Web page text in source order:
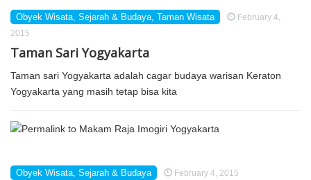
Obyek Wisata, Sejarah & Budaya, Taman Wisata
February 4,
2015
Taman Sari Yogyakarta
Taman sari Yogyakarta adalah cagar budaya warisan Keraton
Yogyakarta yang masih tetap bisa kita
Obyek Wisata, Sejarah & Budaya February 4, 2015